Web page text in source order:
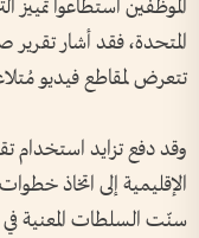
الموظفين استطاعوا تمييز
تتعرض لمقاطع فيديو
وقد دفع تزايد استخدام
الإقليمية إلى اتخاذ
سنّت السلطات المعنية في